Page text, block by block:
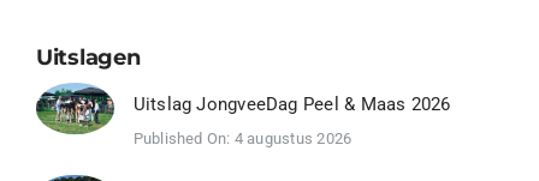
Uitslagen
Uitslag JongveeDag Peel & Maas 2026
Published On: 4 augustus 2026